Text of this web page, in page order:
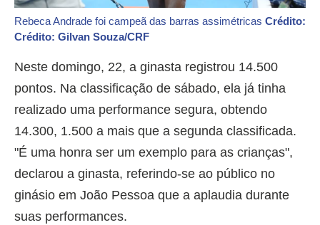
Rebeca Andrade foi campeã das barras assimétricas Crédito:
Crédito: Gilvan Souza/CRF
Neste domingo, 22, a ginasta registrou 14.500
pontos. Na classificação de sábado, ela já tinha
realizado uma performance segura, obtendo
14.300, 1.500 a mais que a segunda classificada.
"É uma honra ser um exemplo para as crianças",
declarou a ginasta, referindo-se ao público no
ginásio em João Pessoa que a aplaudia durante
suas performances.